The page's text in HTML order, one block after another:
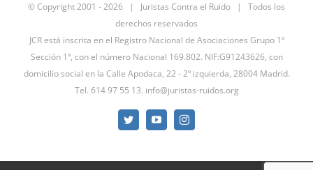
© Copyright 2001 -2026 | Juristas Contra el Ruido | Todos los
derechos reservados
JCR está inscrita en el Registro Nacional de Asociaciones Grupo 1º
Sección 1ª, con el número Nacional 169.802. NIF:G91243626, con
domicilio social en la Calle Apodaca, 22 - 2º izquierda, 28004 Madrid.
Tel. 614 97 55 13. info@juristas-ruidos.org
TwitterYouTubeInstagram